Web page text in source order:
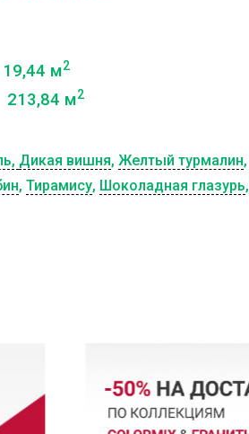
19,44 м2
213,84 м2
Дикая вишня, Желтый турмалин,
, Тирамису, Шоколадная глазурь,